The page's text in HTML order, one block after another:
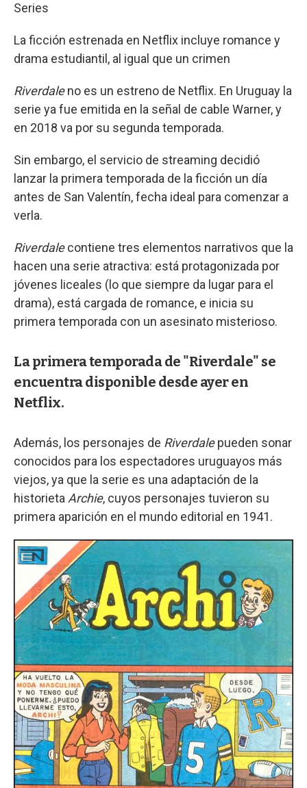
Series
La ficción estrenada en Netflix incluye romance y
drama estudiantil, al igual que un crimen
Riverdaleno es un estreno de Netflix. En Uruguay la
serie ya fue emitida en la señal de cable Warner, y
en 2018 va por su segunda temporada.
Sin embargo, el servicio de streaming decidió
lanzar la primera temporada de la ficción un día
antes de San Valentín, fecha ideal para comenzar a
verla.
Riverdalecontiene tres elementos narrativos que la
hacen una serie atractiva: está protagonizada por
jóvenes liceales (lo que siempre da lugar para el
drama), está cargada de romance, e inicia su
primera temporada con un asesinato misterioso.
La primera temporada de "Riverdale" se
encuentra disponible desde ayer en
Netflix.
Además, los personajes de Riverdalepueden sonar
conocidos para los espectadores uruguayos más
viejos, ya que la serie es una adaptación de la
historieta Archie, cuyos personajes tuvieron su
primera aparición en el mundo editorial en 1941.